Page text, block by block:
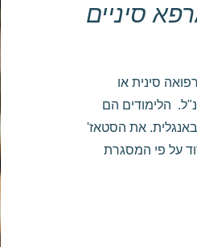
סיניים
סינית או
הלימודים הם
באנגלית. את הסטאז'
על פי המסגרת